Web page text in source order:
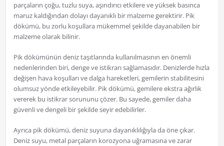
parçaların çoğu, tuzlu suya, aşındırıcı etkilere ve yüksek basınca
maruz kaldığından dolayı dayanıklı bir malzeme gerektirir. Pik
dökümü, bu zorlu koşullara mükemmel şekilde dayanabilen bir
malzeme olarak bilinir.
Pik dökümünün deniz taşıtlarında kullanılmasının en önemli
nedenlerinden biri, denge ve istikrarı sağlamasıdır. Denizlerde hızla
değişen hava koşulları ve dalga hareketleri, gemilerin stabilitesini
olumsuz yönde etkileyebilir. Pik dökümü, gemilere ekstra ağırlık
vererek bu istikrar sorununu çözer. Bu sayede, gemiler daha
güvenli ve dengeli bir şekilde seyir edebilirler.
Ayrıca pik dökümü, deniz suyuna dayanıklılığıyla da öne çıkar.
Deniz suyu, metal parçaların korozyona uğramasına ve zarar